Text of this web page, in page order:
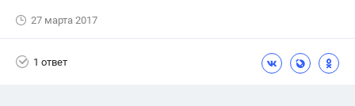
27 марта 2017
1 ответ